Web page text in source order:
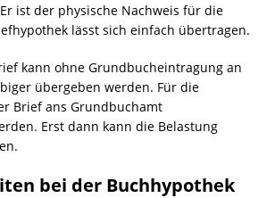
ist der physische Nachweis für die
lässt sich einfach übertragen.
kann ohne Grundbucheintragung an
übergeben werden. Für die
Brief ans Grundbuchamt
Erst dann kann die Belastung
bei der Buchhypothek